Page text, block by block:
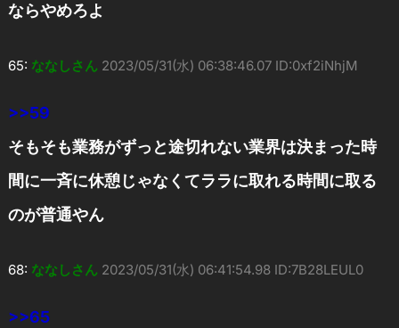
ならやめろよ
65: ななしさん 2023/05/31(水) 06:38:46.07 ID:0xf2iNhjM
>>59
そもそも業務がずっと途切れない業界は決まった時
間に一斉に休憩じゃなくてララに取れる時間に取る
のが普通やん
68: ななしさん 2023/05/31(水) 06:41:54.98 ID:7B28LEUL0
>>65